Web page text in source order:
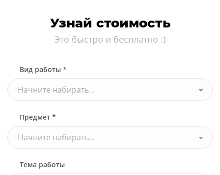
Узнай стоимость
Это быстро и бесплатно :)
Вид работы *
Начните набирать...
Предмет *
Начните набирать...
Тема работы